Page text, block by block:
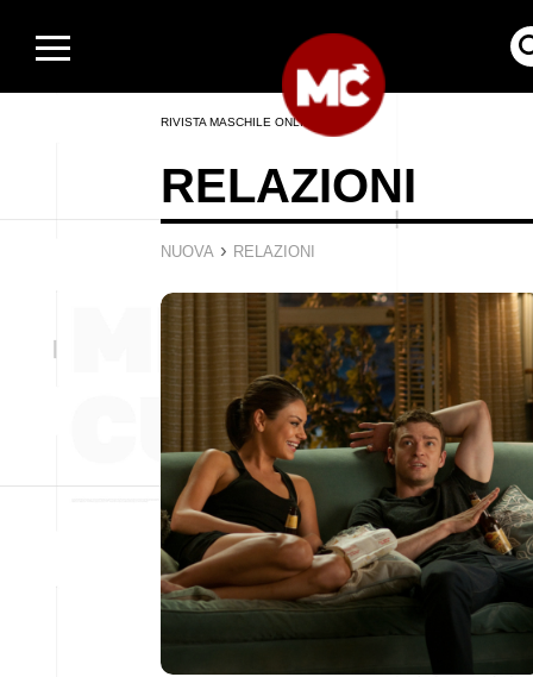
RIVISTA MASCHILE ONLINE
RELAZIONI
NUOVA › RELAZIONI